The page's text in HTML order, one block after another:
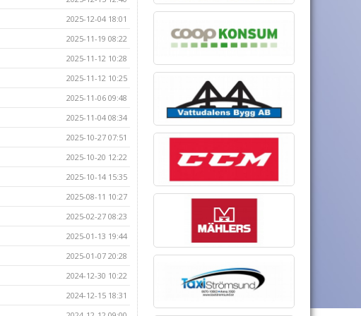
2025-12-04 18:01
2025-11-19 08:22
2025-11-12 10:28
2025-11-12 10:25
2025-11-06 09:48
2025-11-04 08:34
2025-10-27 07:51
2025-10-20 12:22
2025-10-14 15:35
2025-08-11 10:27
2025-02-27 08:23
2025-01-13 19:44
2025-01-07 20:28
2024-12-30 10:22
2024-12-15 18:31